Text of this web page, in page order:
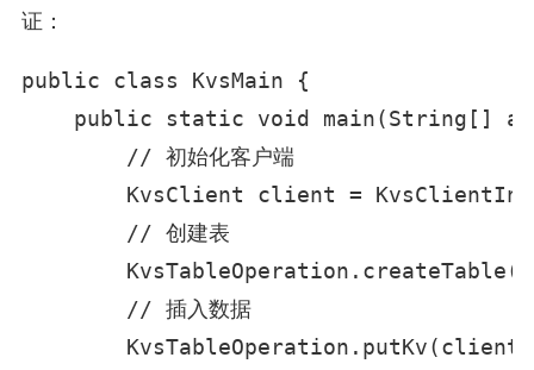
证：
public class KvsMain {
public static void main(String[]
        // 初始化客户端
KvsClient client =
        // 创建表
        // 插入数据